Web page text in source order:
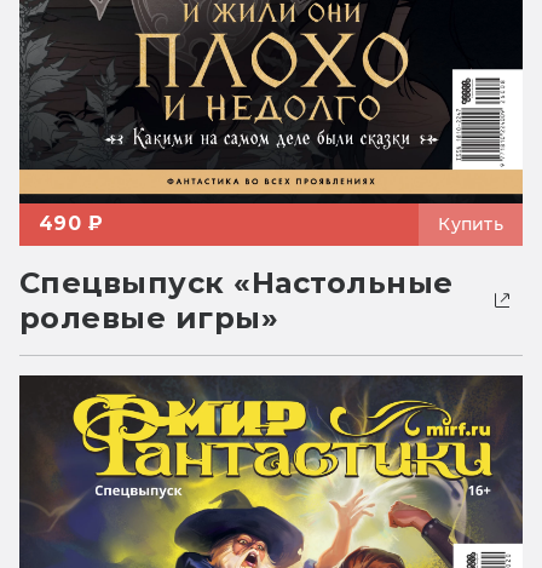
490 ₽ Купить
Спецвыпуск «Настольные
ролевые игры»